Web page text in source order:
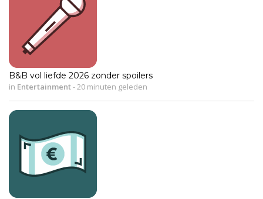
B&B vol liefde 2026 zonder spoilers
in Entertainment-20 minuten geleden